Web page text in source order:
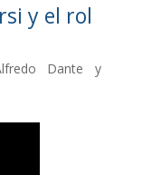
y el rol
Dante y